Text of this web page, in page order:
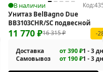
В наличии Код:
Унитаз BelBagno Due
BB3103CHR/SC подвесной
16 315₽
11 770 ₽ -
Доставка от 390 ₽1 - 3
Самовывоз
от 190 ₽1 - 3